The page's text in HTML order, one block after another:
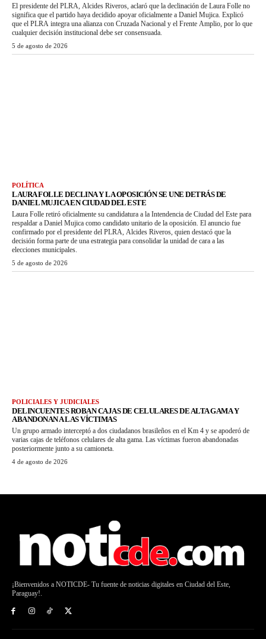
El presidente del PLRA, Alcides Riveros, aclaró que la declinación de Laura Folle no
significa que el partido haya decidido apoyar oficialmente a Daniel Mujica. Explicó
que el PLRA integra una alianza con Cruzada Nacional y el Frente Amplio, por lo que
cualquier decisión institucional debe ser consensuada.
5 de agosto de 2026
POLÍTICA
LAURA FOLLE DECLINA Y LA OPOSICIÓN SE UNE DETRÁS DE
DANIEL MUJICA EN CIUDAD DEL ESTE
Laura Folle retiró oficialmente su candidatura a la Intendencia de Ciudad del Este para
respaldar a Daniel Mujica como candidato unitario de la oposición. El anuncio fue
confirmado por el presidente del PLRA, Alcides Riveros, quien destacó que la
decisión forma parte de una estrategia para consolidar la unidad de cara a las
elecciones municipales.
5 de agosto de 2026
POLICIALES Y JUDICIALES
DELINCUENTES ROBAN CAJAS DE CELULARES DE ALTA GAMA Y
ABANDONAN A LAS VÍCTIMAS
Un grupo armado interceptó a dos ciudadanos brasileños en el Km 4 y se apoderó de
varias cajas de teléfonos celulares de alta gama. Las víctimas fueron abandonadas
posteriormente junto a su camioneta.
4 de agosto de 2026
¡Bienvenidos a NOTICDE- Tu fuente de noticias digitales en Ciudad del Este,
Paraguay!.